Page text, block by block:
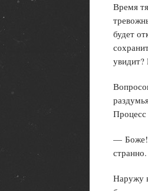
Время
будет
увидит?
Процесс
— Боже!
странно.
Наружу